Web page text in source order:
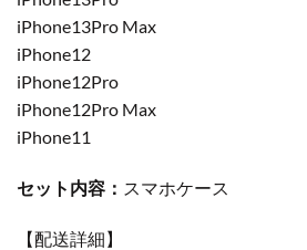
iPhone13Pro Max
iPhone12
iPhone12Pro
iPhone12Pro Max
iPhone11
セット内容： スマホケース
【配送詳細】